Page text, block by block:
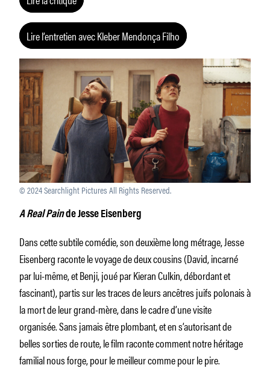
Lire l’entretien avec Kleber Mendonça Filho
© 2024 Searchlight Pictures All Rights Reserved.
A Real Painde Jesse Eisenberg
Dans cette subtile comédie, son deuxième long métrage, Jesse
Eisenberg raconte le voyage de deux cousins (David, incarné
par lui-même, et Benji, joué par Kieran Culkin, débordant et
fascinant), partis sur les traces de leurs ancêtres juifs polonais à
la mort de leur grand-mère, dans le cadre d’une visite
organisée. Sans jamais être plombant, et en s’autorisant de
belles sorties de route, le film raconte comment notre héritage
familial nous forge, pour le meilleur comme pour le pire.